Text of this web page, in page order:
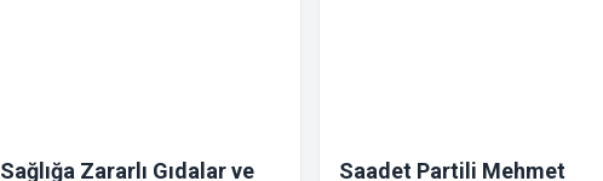
Sağlığa Zararlı Gıdalar ve
Saadet Partili Mehmet